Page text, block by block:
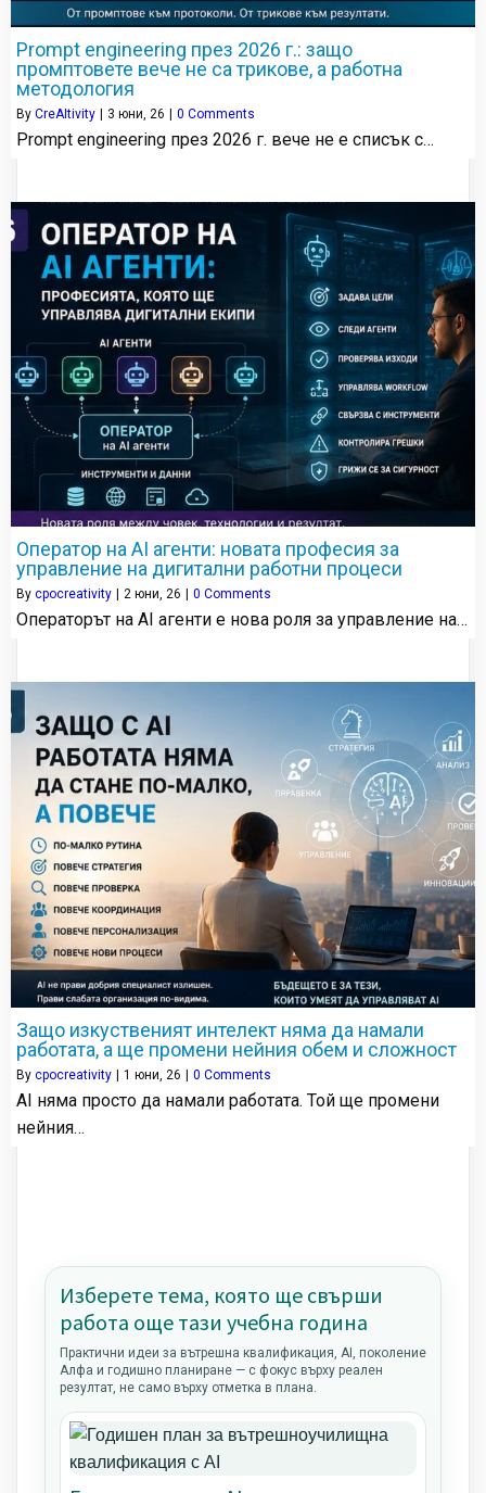
Prompt engineering през 2026 г.: защо
промптовете вече не са трикове, а работна
методология
By CreAItivity | 3 юни, 26 | 0 Comments
Prompt engineering през 2026 г. вече не е списък с…
Оператор на AI агенти: новата професия за
управление на дигитални работни процеси
By cpocreativity 2 юни, 26 0 Comments
Операторът на AI агенти е нова роля за управление на…
Защо изкуственият интелект няма да намали
работата, а ще промени нейния обем и сложност
By cpocreativity 1 юни, 26 0 Comments
AI няма просто да намали работата. Той ще промени
нейния…
Изберете тема, която ще свърши
работа още тази учебна година
Практични идеи за вътрешна квалификация, AI, поколение
Алфа и годишно планиране — с фокус върху реален
резултат, не само върху отметка в плана.